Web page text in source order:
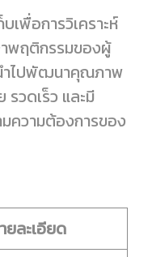
เพื่อการวิเคราะห์
าพฤติกรรมของผู้
ำไปพัฒนาคุณภาพ
รวดเร็ว และมี
ความต้องการของ
ยละเอียด